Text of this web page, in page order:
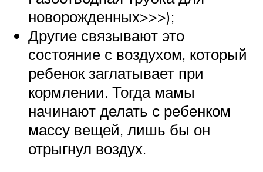
новорожденных>>>);
Другие связывают это
состояние с воздухом, который
ребенок заглатывает при
кормлении. Тогда мамы
начинают делать с ребенком
массу вещей, лишь бы он
отрыгнул воздух.